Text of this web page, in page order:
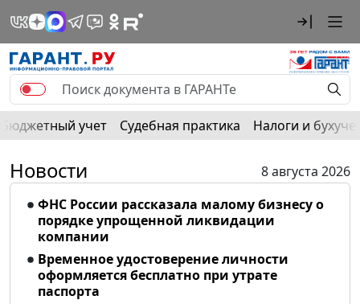
Бюджетный учет Судебная практика Налоги и
Новости
8 августа 2026
ФНС России рассказала малому бизнесу о
порядке упрощенной ликвидации
компании
Временное удостоверение личности
оформляется бесплатно при утрате
паспорта